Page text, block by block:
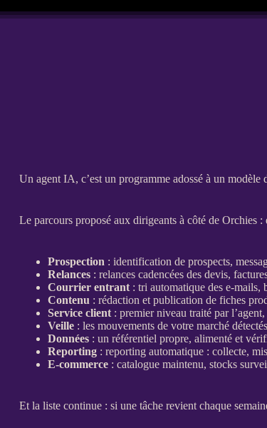
Un agent IA, c’est un programme adossé à un
Le parcours proposé aux dirigeants à côté de Orchies
Prospection : identification de prospects,
Relances : relances cadencées des devis,
Courrier entrant : tri automatique des e-mails,
Contenu : rédaction et publication de fiches
Service client : premier niveau traité par l’agent
Veille : les mouvements de votre marché
Données : un référentiel propre, alimenté et
Reporting : reporting automatique : collecte,
E-commerce : catalogue maintenu, stocks
Et la liste continue : si une tâche revient chaque